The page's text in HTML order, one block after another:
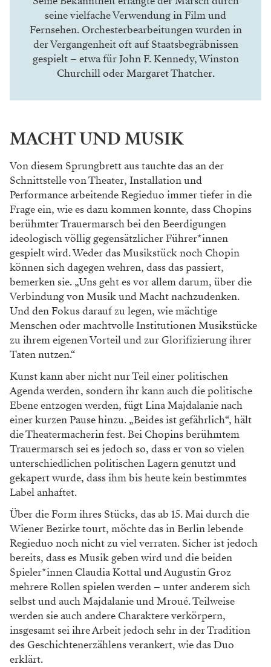
seine vielfache Verwendung in Film und
Fernsehen. Orchesterbearbeitungen wurden in
der Vergangenheit oft auf Staatsbegräbnissen
gespielt – etwa für John F. Kennedy, Winston
Churchill oder Margaret Thatcher.
MACHT UND MUSIK
Von diesem Sprungbrett aus tauchte das ander
Schnittstelle von Theater, Installation und
Performance arbeitende Regieduo immer tieferin die
Frage ein, wie es dazu kommen konnte, dass Chopins
berühmter Trauermarsch bei denBeerdigungen
ideologisch völlig gegensätzlicher Führer*innen
gespielt wird. Weder dasMusikstück noch Chopin
können sich dagegenwehren, dass das passiert,
bemerken sie. „Unsgeht es vor allem darum, über die
Verbindungvon Musik und Macht nachzudenken.
Und denFokus darauf zu legen, wie mächtige
Menschenoder machtvolle Institutionen Musikstücke
zuihrem eigenen Vorteil und zur Glorifizierungihrer
Taten nutzen.“
Kunst kann aber nicht nurTeil einer politischen
Agenda werden, sondernihr kann auch die politische
Ebene entzogenwerden, fügt Lina Majdalanie nach
einer kurzenPause hinzu. „Beides ist gefährlich“, hält
dieTheatermacherin fest. Bei Chopins berühmtem
Trauermarsch sei es jedoch so, dass er von so vielen
unterschiedlichen politischen Lagerngenutzt und
gekapert wurde, dass ihm bis heutekein bestimmtes
Label anhaftet.
Über die Form ihres Stücks, das ab 15. Maidurch die
Wiener Bezirke tourt, möchte dasin Berlin lebende
Regieduo noch nicht zu vielverraten. Sicher ist jedoch
bereits, dass es Musikgeben wird und die beiden
Spieler*innen Claudia Kottal und Augustin Groz
mehrere Rollen spielen werden – unter anderem sich
selbstund auch Majdalanie und Mroué. Teilweise
werden sie auch andere Charaktere verkörpern,
insgesamt sei ihre Arbeit jedoch sehr in derTradition
des Geschichtenerzählens verankert, wie das Duo
erklärt.